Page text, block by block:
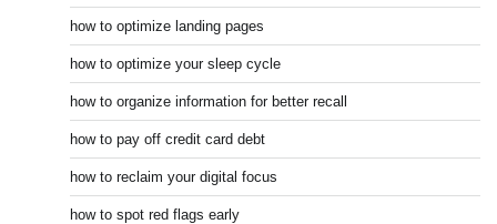
how to optimize landing pages
how to optimize your sleep cycle
how to organize information for better recall
how to pay off credit card debt
how to reclaim your digital focus
how to spot red flags early